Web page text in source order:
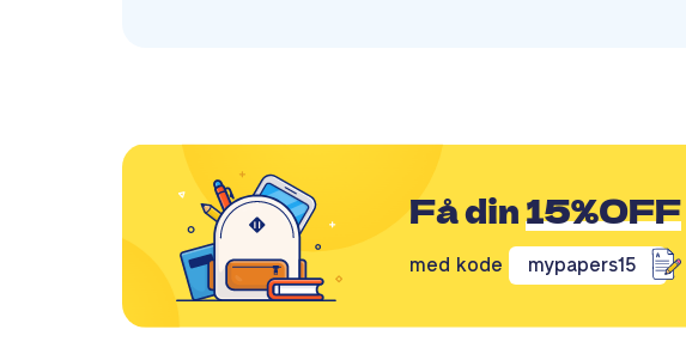
Få din15%OFF
med kode mypapers15